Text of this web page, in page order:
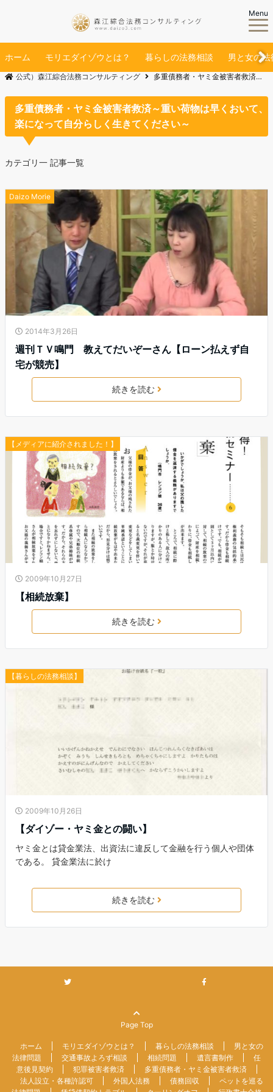
Menu
ホーム モリエダイゾウとは？ 暮らしの法務相談 男と女の法
公式）森江綜合法務コンサルティング 多重債務者・ヤミ金被害者救済～重い荷物は早くおいて、楽になって自分らしく生きてください～
多重債務者・ヤミ金被害者救済～重い荷物は早くおいて、
楽になって自分らしく生きてください～
カテゴリ一 記事一覧
Daizo Morie
2014年3月26日
週刊ＴＶ鳴門 教えてだいぞーさん【ローン払えず自
宅が競売】
続きを読む
【メディアに紹介されました！】
2009年10月27日
【相続放棄】
続きを読む
【暮らしの法務相談】
2009年10月26日
【ダイゾー・ヤミ金との闘い】
ヤミ金とは貸金業法、出資法に違反して金融を行う個人や団体
である。 貸金業法に於け
続きを読む
Page Top
ホーム モリエダイゾウとは？ 暮らしの法務相談
男と女の
法律問題
交通事故よろず相談 相続問題 遺言書制作
任
意後見契約
犯罪被害者救済
多重債務者・ヤミ金被害者救済
法人設立・各種許認可
外国人法務 債務回収
ペットを巡る